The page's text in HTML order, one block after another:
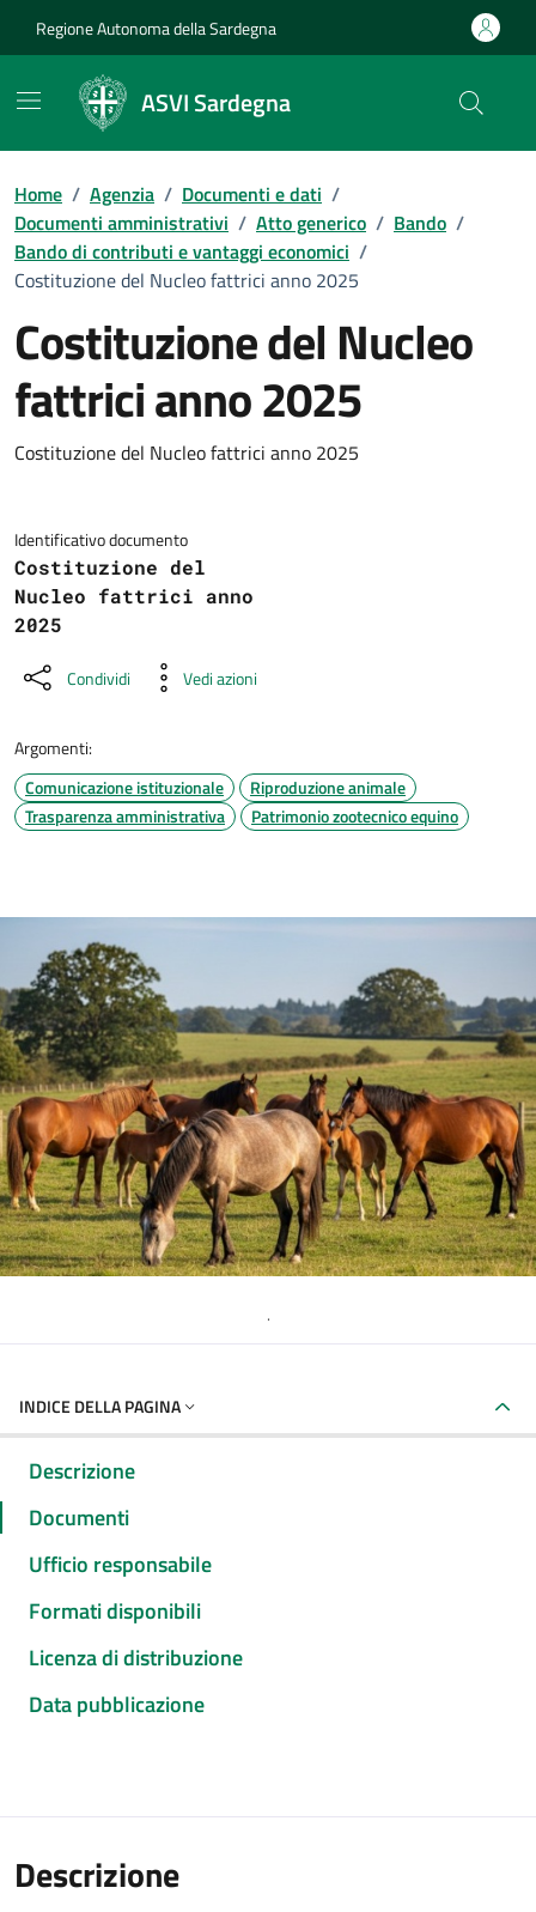
Regione Autonoma della Sardegna
ASVI Sardegna
Home / Agenzia / Documenti e dati /
Documenti amministrativi / Atto generico / Bando /
Bando di contributi e vantaggi economici /
Costituzione del Nucleo fattrici anno 2025
Costituzione del Nucleo
fattrici anno 2025
Dettaglio del documento
Costituzione del Nucleo fattrici anno 2025
Identificativo documento
Costituzione del
Nucleo fattrici anno
2025
Condividi Vedi azioni
Argomenti:
Comunicazione istituzionale
Riproduzione animale
Trasparenza amministrativa
Patrimonio zootecnico equino
.
INDICE DELLA PAGINA
Descrizione
Documenti
Ufficio responsabile
Formati disponibili
Licenza di distribuzione
Data pubblicazione
Descrizione